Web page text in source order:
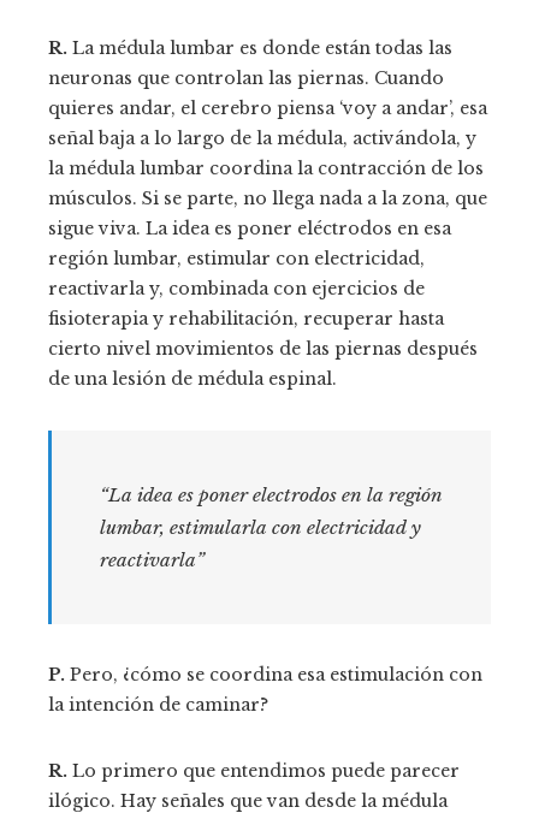
R. La médula lumbar es donde están todas las
neuronas que controlan las piernas. Cuando
quieres andar, el cerebro piensa ‘voy a andar’, esa
señal baja a lo largo de la médula, activándola, y
la médula lumbar coordina la contracción de los
músculos. Si se parte, no llega nada a la zona, que
sigue viva. La idea es poner eléctrodos en esa
región lumbar, estimular con electricidad,
reactivarla y, combinada con ejercicios de
fisioterapia y rehabilitación, recuperar hasta
cierto nivel movimientos de las piernas después
de una lesión de médula espinal.
“La idea es poner electrodos en la región
lumbar, estimularla con electricidad y
reactivarla”
P. Pero, ¿cómo se coordina esa estimulación con
la intención de caminar?
R. Lo primero que entendimos puede parecer
ilógico. Hay señales que van desde la médula